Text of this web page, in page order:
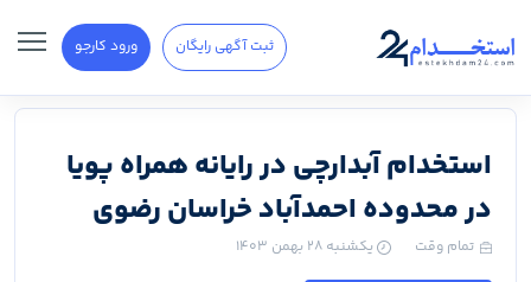
ثبت آگهی رایگان ورود کارجو
استخدام آبدارچی در رایانه همراه پویا
در محدوده احمدآباد خراسان رضوی
تمام وقت یکشنبه ۲۸ بهمن ۱۴۰۳